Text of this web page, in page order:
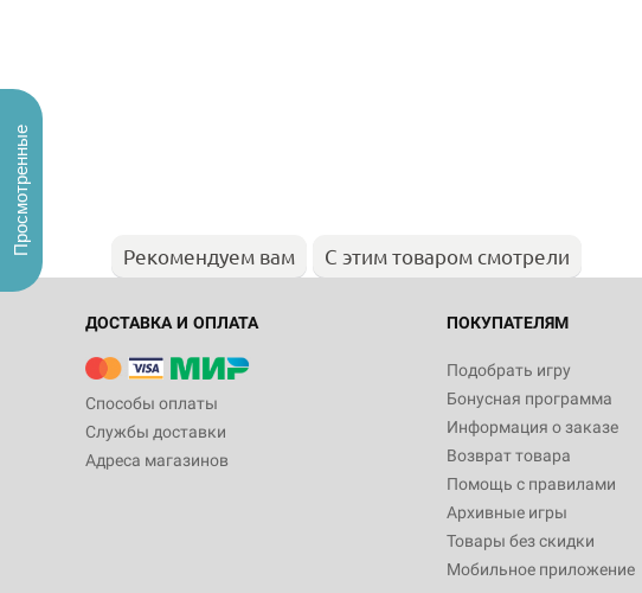
Рекомендуем вам С этим товаром смотрели
ДОСТАВКА И ОПЛАТА
Способы оплаты
Службы доставки
Адреса магазинов
ПОКУПАТЕЛЯМ
Подобрать игру
Бонусная программа
Информация о заказе
Возврат товара
Помощь с правилами
Архивные игры
Товары без скидки
Мобильное приложение
Просмотренные